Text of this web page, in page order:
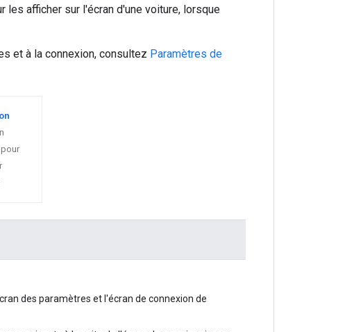
afficher sur l'écran d'une voiture, lorsque
et à la connexion, consultez Paramètres de
des paramètres et l'écran de connexion de